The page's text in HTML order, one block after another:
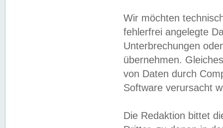
Wir möchten
fehlerfrei angelegte
Unterbrechungen
übernehmen.
von Daten durch
Software verursacht
Die Redaktion bittet